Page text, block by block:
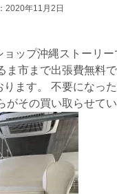
2020年11月2日
ョップ沖縄ストーリ
ま市まで出張費無料
ます。 不要になっ
がその買い取らせて